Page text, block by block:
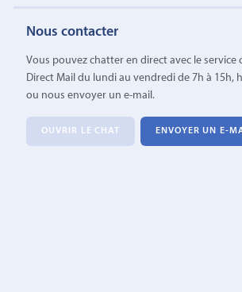
Nous contacter
Vous pouvez chatter en direct avec le service
Direct Mail du lundi au vendredi de 7h à 15h,
ou nous envoyer un e-mail.
OUVRIR LE CHAT ENVOYER UN E-